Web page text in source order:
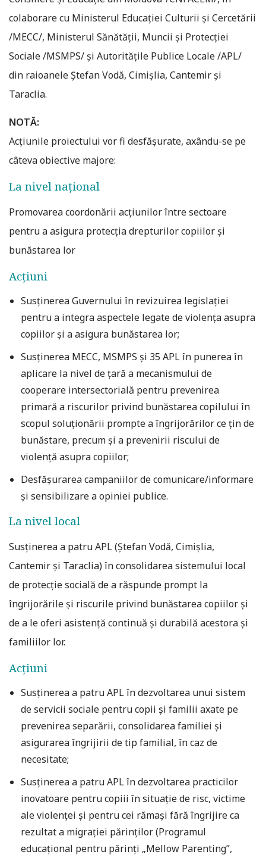
colaborare cu Ministerul Educaţiei Culturii şi Cercetării
/MECC/, Ministerul Sănătăţii, Muncii şi Protecţiei
Sociale /MSMPS/ şi Autoritățile Publice Locale /APL/
din raioanele Ștefan Vodă, Cimișlia, Cantemir și
Taraclia.
NOTĂ:
Acţiunile proiectului vor fi desfăşurate, axându-se pe
câteva obiective majore:
La nivel național
Promovarea coordonării acțiunilor între sectoare
pentru a asigura protecția drepturilor copiilor și
bunăstarea lor
Acțiuni
Susținerea Guvernului în revizuirea legislației
pentru a integra aspectele legate de violența asupra
copiilor și a asigura bunăstarea lor;
Susținerea MECC, MSMPS și 35 APL în punerea în
aplicare la nivel de țară a mecanismului de
cooperare intersectorială pentru prevenirea
primară a riscurilor privind bunăstarea copilului în
scopul soluționării prompte a îngrijorărilor ce țin de
bunăstare, precum și a prevenirii riscului de
violență asupra copiilor;
Desfășurarea campaniilor de comunicare/informare
şi sensibilizare a opiniei publice.
La nivel local
Susținerea a patru APL (Ștefan Vodă, Cimișlia,
Cantemir și Taraclia) în consolidarea sistemului local
de protecție socială de a răspunde prompt la
îngrijorările și riscurile privind bunăstarea copiilor și
de a le oferi asistență continuă şi durabilă acestora și
familiilor lor.
Acțiuni
Susținerea a patru APL în dezvoltarea unui sistem
de servicii sociale pentru copii şi familii axate pe
prevenirea separării, consolidarea familiei și
asigurarea îngrijirii de tip familial, în caz de
necesitate;
Susținerea a patru APL în dezvoltarea practicilor
inovatoare pentru copiii în situație de risc, victime
ale violenței și pentru cei rămași fără îngrijire ca
rezultat a migrației părinților (Programul
educațional pentru părinți „Mellow Parenting”,